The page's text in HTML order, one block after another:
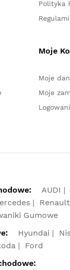
Polityka
Moje
Moje
Moje
AUDI
Renault
Gumowe
Hyundai
Ford